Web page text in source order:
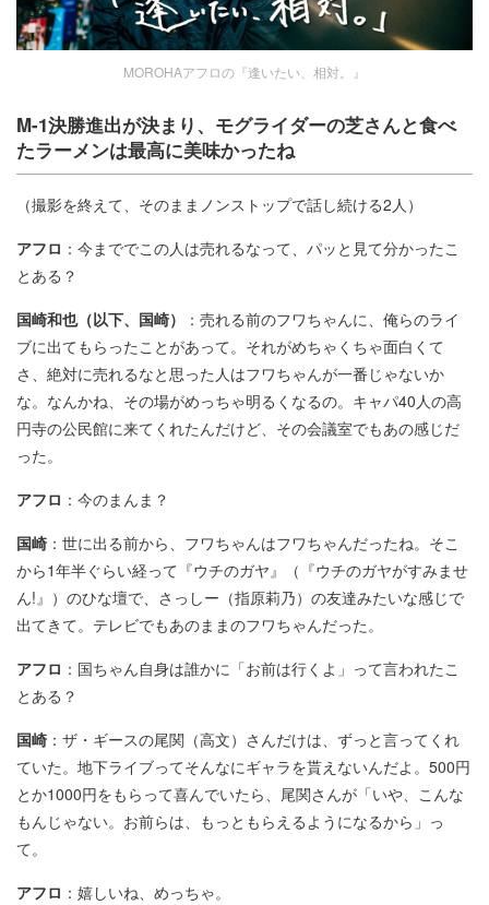
MOROHAアフロの『逢いたい、相対。』
M-1決勝進出が決まり、モグライダーの芝さんと食べ
たラーメンは最高に美味かったね
（撮影を終えて、そのままノンストップで話し続ける2人）
アフロ ：今まででこの人は売れるなって、パッと見て分かったこ
とある？
国崎和也（以下、国崎）
：売れる前のフワちゃんに、俺らのライ
ブに出てもらったことがあって。それがめちゃくちゃ面白くて
さ、絶対に売れるなと思った人はフワちゃんが一番じゃないか
な。なんかね、その場がめっちゃ明るくなるの。キャパ40人の高
円寺の公民館に来てくれたんだけど、その会議室でもあの感じだ
った。
アフロ ：今のまんま？
国崎 ：世に出る前から、フワちゃんはフワちゃんだったね。そこ
から1年半ぐらい経って『ウチのガヤ』（『ウチのガヤがすみませ
ん!』）のひな壇で、さっしー（指原莉乃）の友達みたいな感じで
出てきて。テレビでもあのままのフワちゃんだった。
アフロ ：国ちゃん自身は誰かに「お前は行くよ」って言われたこ
とある？
国崎 ：ザ・ギースの尾関（高文）さんだけは、ずっと言ってくれ
ていた。地下ライブってそんなにギャラを貰えないんだよ。500円
とか1000円をもらって喜んでいたら、尾関さんが「いや、こんな
もんじゃない。お前らは、もっともらえるようになるから」っ
て。
アフロ ：嬉しいね、めっちゃ。